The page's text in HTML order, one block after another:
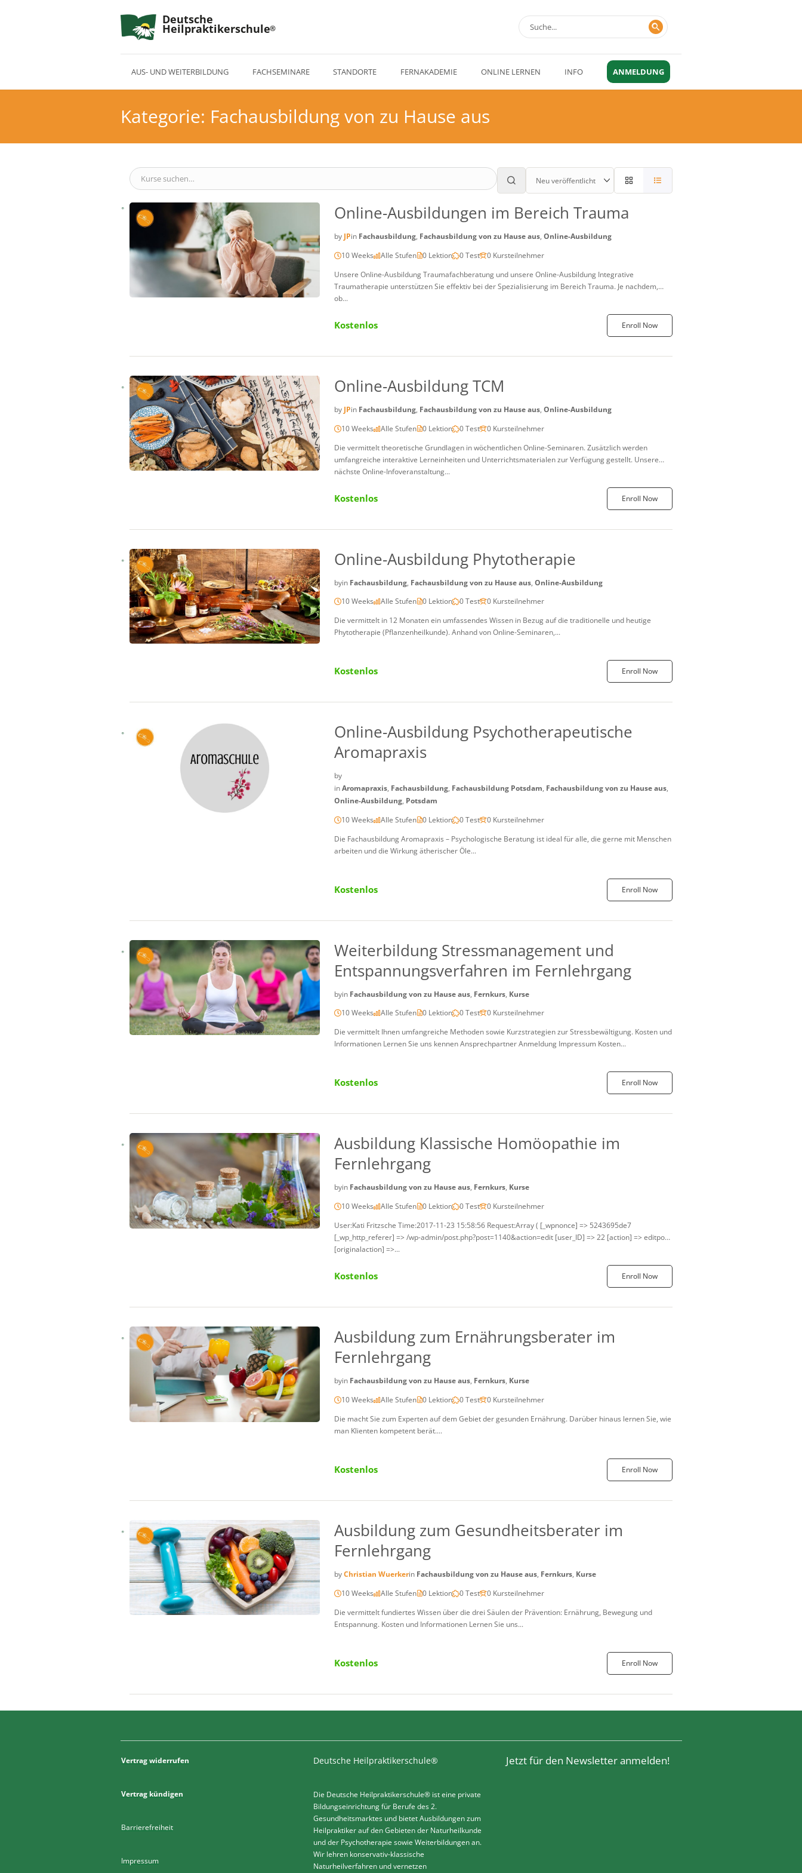
Deutsche
Heilpraktikerschule
AUS- UND WEITERBILDUNG FACHSEMINARE STANDORTE FERNAKADEMIE ONLINE LERNEN INFO ANMELDUNG
Kategorie: Fachausbildung von zu Hause aus
Online-Ausbildungen im Bereich Trauma
by JPin Fachausbildung, Fachausbildung von zu Hause aus, Online-Ausbildung
10 Weeks
Alle Stufen 0 Lektion 0 Test
0 Kursteilnehmer
Unsere Online-Ausbildung Traumafachberatung und unsere Online-Ausbildung Integrative
Traumatherapie unterstützen Sie effektiv bei der Spezialisierung im Bereich Trauma. Je nachdem,
ob...
Kostenlos Enroll Now
Online-Ausbildung TCM
by JPin Fachausbildung, Fachausbildung von zu Hause aus, Online-Ausbildung
10 Weeks
Alle Stufen 0 Lektion 0 Test
0 Kursteilnehmer
Die vermittelt theoretische Grundlagen in wöchentlichen Online-Seminaren. Zusätzlich werden
umfangreiche interaktive Lerneinheiten und Unterrichtsmaterialen zur Verfügung gestellt. Unsere
nächste Online-Infoveranstaltung...
Kostenlos Enroll Now
Online-Ausbildung Phytotherapie
byin Fachausbildung, Fachausbildung von zu Hause aus, Online-Ausbildung
10 Weeks
Alle Stufen 0 Lektion 0 Test
0 Kursteilnehmer
Die vermittelt in 12 Monaten ein umfassendes Wissen in Bezug auf die traditionelle und heutige
Phytotherapie (Pflanzenheilkunde). Anhand von Online-Seminaren,...
Kostenlos Enroll Now
Online-Ausbildung Psychotherapeutische
Aromapraxis
by
in Aromapraxis, Fachausbildung, Fachausbildung Potsdam, Fachausbildung von zu Hause aus,
Online-Ausbildung, Potsdam
10 Weeks
Alle Stufen 0 Lektion 0 Test
0 Kursteilnehmer
Die Fachausbildung Aromapraxis – Psychologische Beratung ist ideal für alle, die gerne mit Menschen
arbeiten und die Wirkung ätherischer Öle...
Kostenlos Enroll Now
Weiterbildung Stressmanagement und
Entspannungsverfahren im Fernlehrgang
byin Fachausbildung von zu Hause aus, Fernkurs, Kurse
10 Weeks
Alle Stufen 0 Lektion 0 Test
0 Kursteilnehmer
Die vermittelt Ihnen umfangreiche Methoden sowie Kurzstrategien zur Stressbewältigung. Kosten und
Informationen Lernen Sie uns kennen Ansprechpartner Anmeldung Impressum Kosten...
Kostenlos Enroll Now
Ausbildung Klassische Homöopathie im
Fernlehrgang
byin Fachausbildung von zu Hause aus, Fernkurs, Kurse
10 Weeks
Alle Stufen 0 Lektion 0 Test
0 Kursteilnehmer
User:Kati Fritzsche Time:2017-11-23 15:58:56 Request:Array ( [_wpnonce] => 5243695de7
[_wp_http_referer] => /wp-admin/post.php?post=1140&action=edit [user_ID] => 22 [action] => editpost
[originalaction] =>...
Kostenlos Enroll Now
Ausbildung zum Ernährungsberater im
Fernlehrgang
byin Fachausbildung von zu Hause aus, Fernkurs, Kurse
10 Weeks
Alle Stufen 0 Lektion 0 Test
0 Kursteilnehmer
Die macht Sie zum Experten auf dem Gebiet der gesunden Ernährung. Darüber hinaus lernen Sie, wie
man Klienten kompetent berät....
Kostenlos Enroll Now
Ausbildung zum Gesundheitsberater im
Fernlehrgang
by Christian Wuerkerin Fachausbildung von zu Hause aus, Fernkurs, Kurse
10 Weeks
Alle Stufen 0 Lektion 0 Test
0 Kursteilnehmer
Die vermittelt fundiertes Wissen über die drei Säulen der Prävention: Ernährung, Bewegung und
Entspannung. Kosten und Informationen Lernen Sie uns...
Kostenlos Enroll Now
Vertrag widerrufen
Vertrag kündigen
Barrierefreiheit
Impressum
Deutsche Heilpraktikerschule®
Die Deutsche Heilpraktikerschule® ist eine private
Bildungseinrichtung für Berufe des 2.
Gesundheitsmarktes und bietet Ausbildungen zum
Heilpraktiker auf den Gebieten der Naturheilkunde
und der Psychotherapie sowie Weiterbildungen an.
Wir lehren konservativ-klassische
Naturheilverfahren und vernetzen
Jetzt für den Newsletter anmelden!